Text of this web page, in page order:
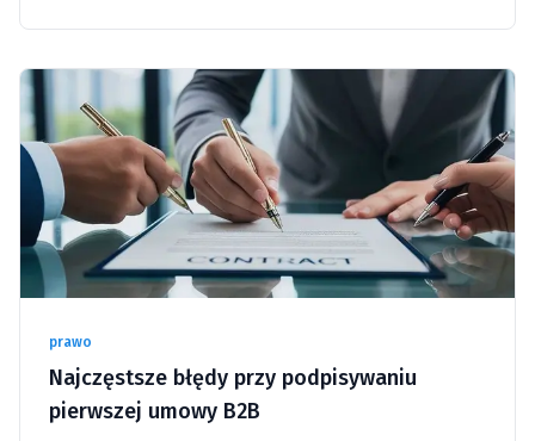
prawo
Najczęstsze błędy przy podpisywaniu
pierwszej umowy B2B